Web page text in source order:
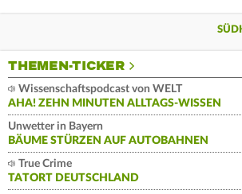
THEMEN-TICKER
Wissenschaftspodcast von WELT
AHA! ZEHN MINUTEN ALLTAGS-WISSEN
Unwetter in Bayern
BÄUME STÜRZEN AUF AUTOBAHNEN
True Crime
TATORT DEUTSCHLAND